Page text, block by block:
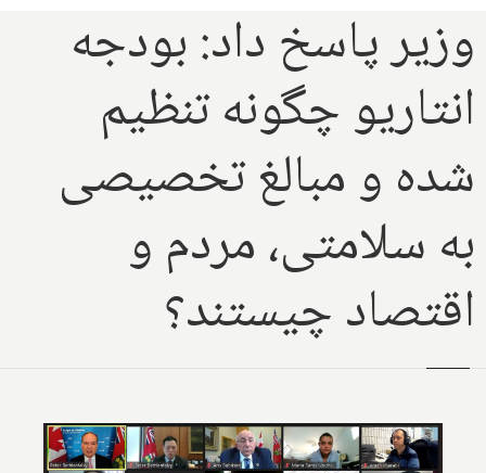
وزیر پاسخ داد: بودجه
انتاریو چگونه تنظیم
شده و مبالغ تخصیصی
به سلامتی، مردم و
اقتصاد چیستند؟